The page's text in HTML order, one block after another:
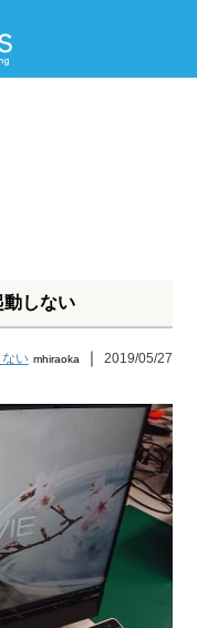
しない
い mhiraoka ｜ 2019/05/27